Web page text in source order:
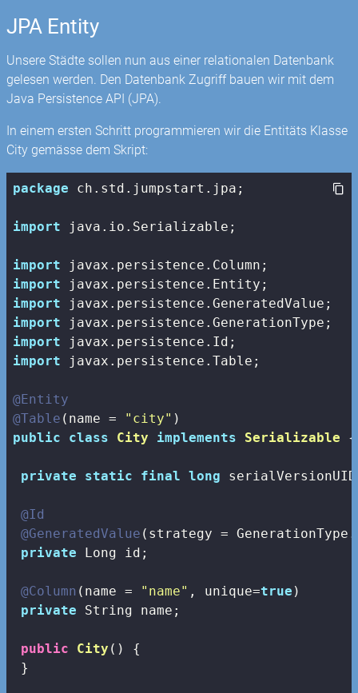
JPA Entity
Unsere Städte sollen nun aus einer relationalen Datenbank
gelesen werden. Den Datenbank Zugriff bauen wir mit dem
Java Persistence API (JPA).
In einem ersten Schritt programmieren wir die Entitäts Klasse
City gemässe dem Skript:
package ch.std.jumpstart.jpa;
import java.io.Serializable;
import
import
import
import
import
import javax.persistence.Table;
@Entity
@Table (name = "city"
public
class City implements Serializable {
private static final long
@Id
@GeneratedValue (strategy =
private Long id;
@Column (name = "name" , unique=true )
private String name;
public City ()
{
}